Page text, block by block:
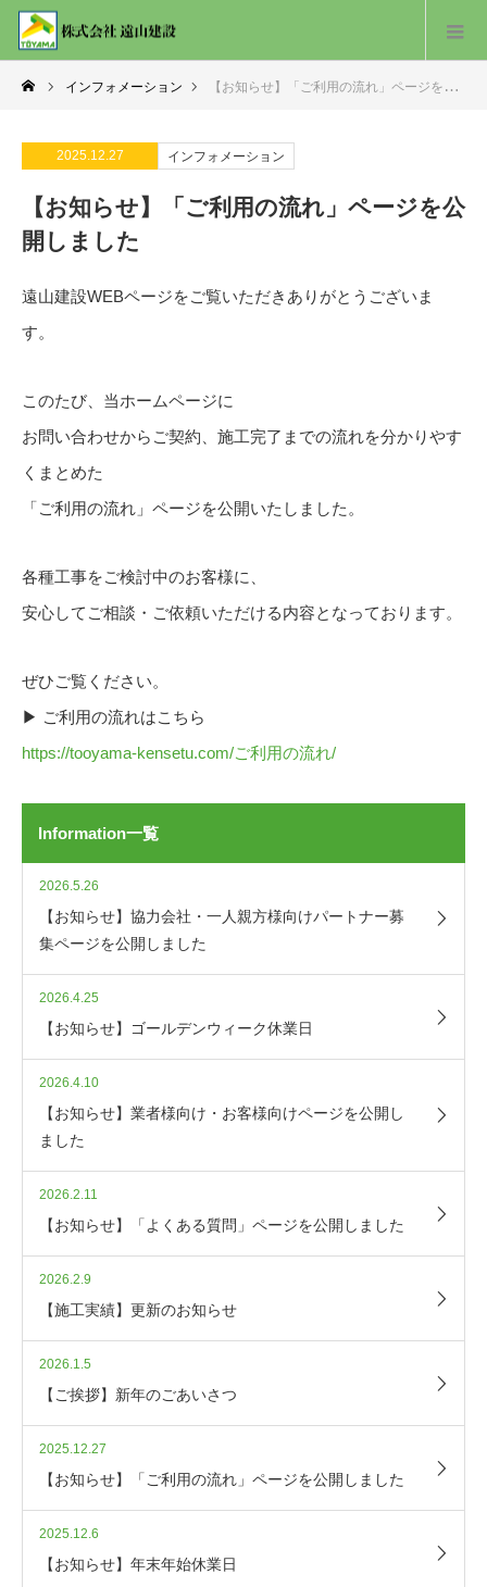
インフォメーション 【お知らせ】「ご利用の流れ」ページを公開しました
2025.12.27 インフォメーション
【お知らせ】「ご利用の流れ」ページを公
開しました
遠山建設WEBページをご覧いただきありがとうございま
す。
このたび、当ホームページに
お問い合わせからご契約、施工完了までの流れを分かりやす
くまとめた
「ご利用の流れ」ページを公開いたしました。
各種工事をご検討中のお客様に、
安心してご相談・ご依頼いただける内容となっております。
ぜひご覧ください。
▶ ご利用の流れはこちら
https://tooyama-kensetu.com/ご利用の流れ/
Information一覧
2026.5.26
【お知らせ】協力会社・一人親方様向けパートナー募
集ページを公開しました
2026.4.25
【お知らせ】ゴールデンウィーク休業日
2026.4.10
【お知らせ】業者様向け・お客様向けページを公開し
ました
2026.2.11
【お知らせ】「よくある質問」ページを公開しました
2026.2.9
【施工実績】更新のお知らせ
2026.1.5
【ご挨拶】新年のごあいさつ
2025.12.27
【お知らせ】「ご利用の流れ」ページを公開しました
2025.12.6
【お知らせ】年末年始休業日